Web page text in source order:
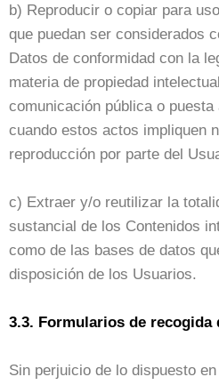
b) Reproducir o copiar para
que puedan ser considerados
Datos de conformidad con la
materia de propiedad
comunicación pública o
cuando estos actos impliquen
reproducción por parte del
c) Extraer y/o reutilizar la
sustancial de los Contenidos
como de las bases de datos
disposición de los Usuarios.
3.3. Formularios de recogida
Sin perjuicio de lo dispuesto